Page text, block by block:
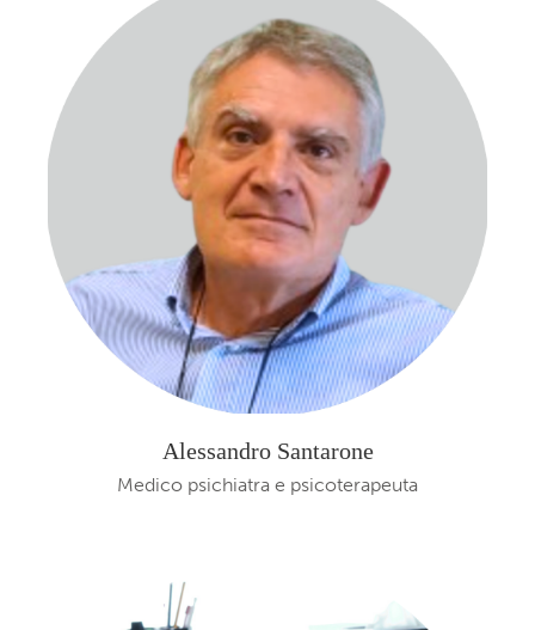
Alessandro Santarone
Medico psichiatra e psicoterapeuta